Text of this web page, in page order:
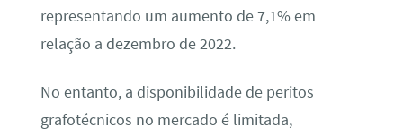
representando um aumento de 7,1% em
relação a dezembro de 2022.
No entanto, a disponibilidade de peritos
grafotécnicos no mercado é limitada,